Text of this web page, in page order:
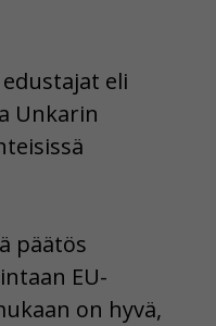
eli
Unkarin
päätös
EU-
on hyvä,